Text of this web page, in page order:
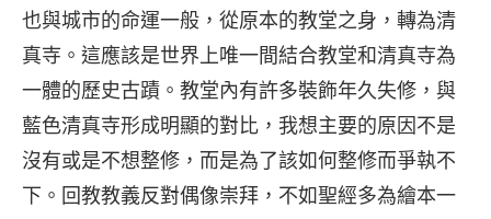
也與城市的命運一般，從原本的教堂之身，轉為清
真寺。這應該是世界上唯一間結合教堂和清真寺為
一體的歷史古蹟。教堂內有許多裝飾年久失修，與
藍色清真寺形成明顯的對比，我想主要的原因不是
沒有或是不想整修，而是為了該如何整修而爭執不
下。回教教義反對偶像崇拜，不如聖經多為繪本一